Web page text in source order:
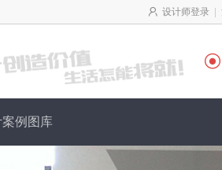
设计师登录 |

例图库